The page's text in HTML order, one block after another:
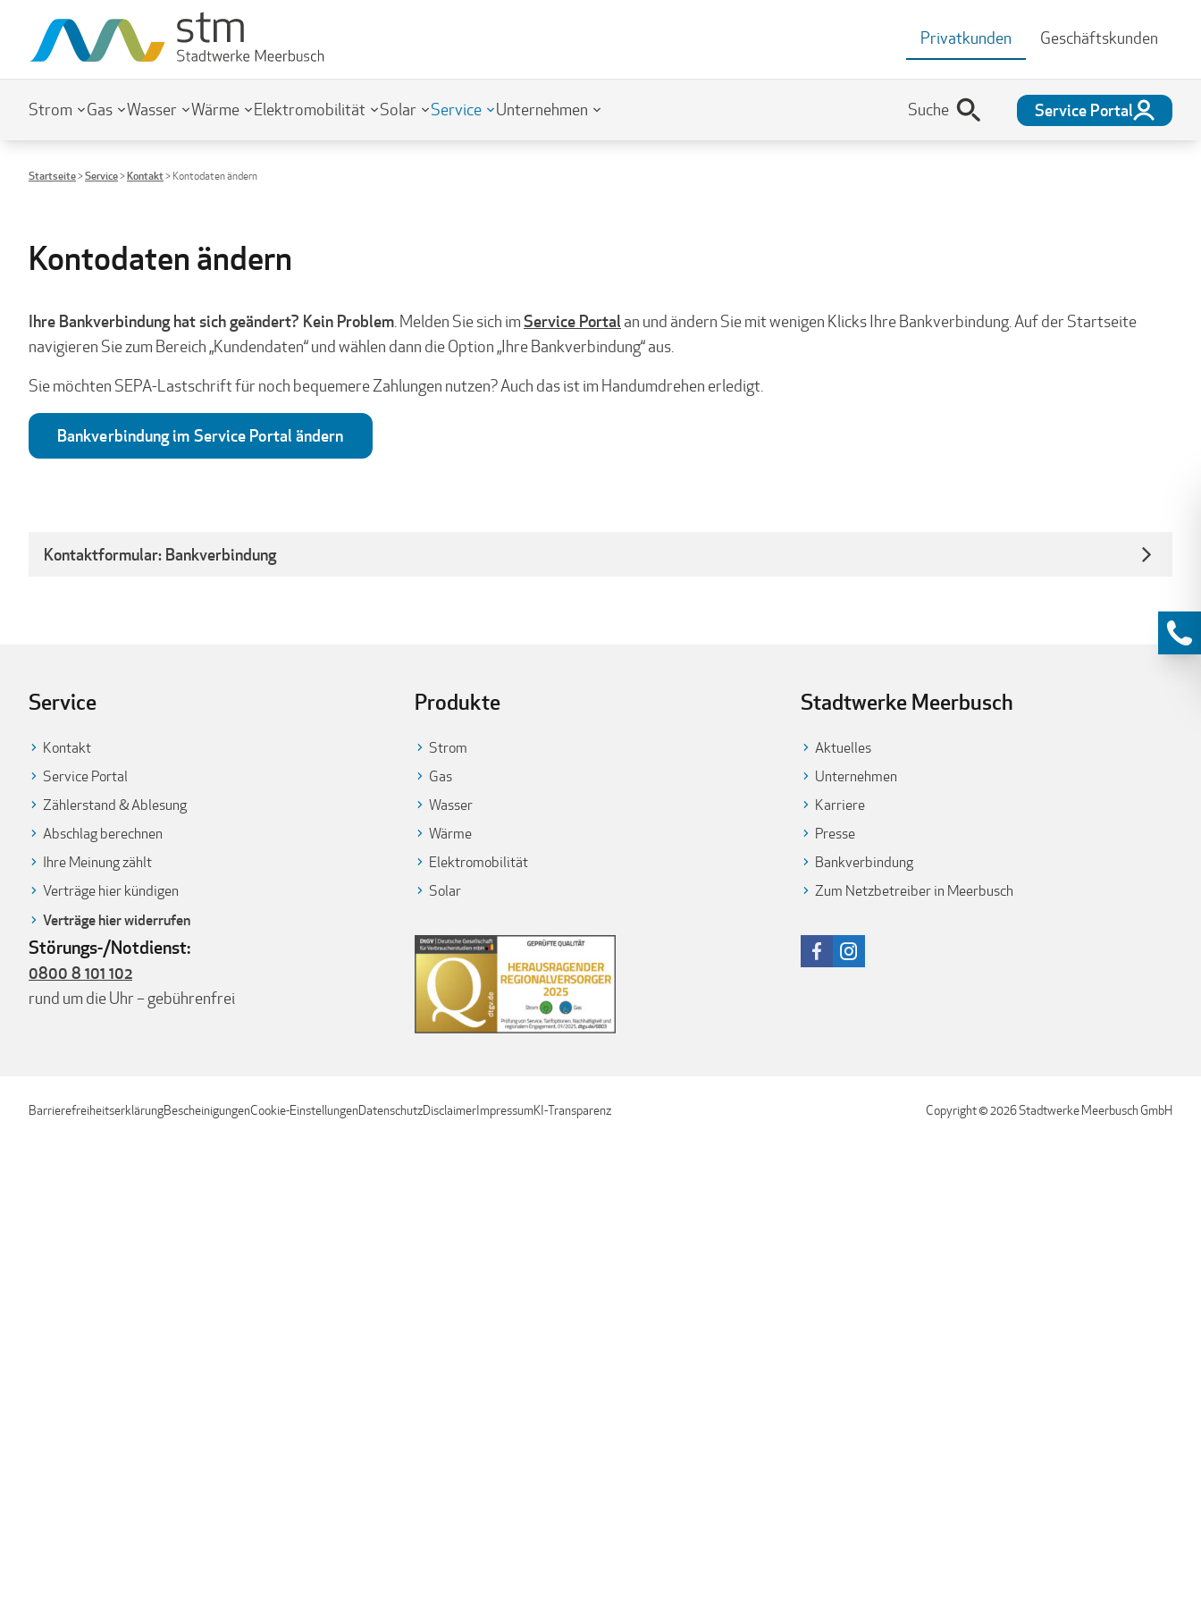
Privatkunden Geschäftskunden
Strom Gas Wasser Wärme Elektromobilität Solar Service Unternehmen Service Portal
Startseite>Service>Kontakt> Kontodaten ändern
Kontodaten ändern
Ihre Bankverbindung hat sich geändert? Kein Problem. Melden Sie sich imService Portal an und ändern Sie mit wenigen Klicks Ihre Bankverbindung. Auf der Startseite
navigieren Sie zum Bereich „Kundendaten“ und wählen dann die Option „Ihre Bankverbindung“ aus.
Sie möchten SEPA-Lastschrift für noch bequemere Zahlungen nutzen? Auch das ist im Handumdrehen erledigt.
Bankverbindung im Service Portal ändern
Kontaktformular: Bankverbindung
Service
Kontakt
Service Portal
Zählerstand & Ablesung
Abschlag berechnen
Ihre Meinung zählt
Verträge hier kündigen
Verträge hier widerrufen
Produkte
Strom
Gas
Wasser
Wärme
Elektromobilität
Solar
Stadtwerke Meerbusch
Aktuelles
Unternehmen
Karriere
Presse
Bankverbindung
Zum Netzbetreiber in Meerbusch
Störungs-/Notdienst:
0800 8 101 102
rund um die Uhr – gebührenfrei
BarrierefreiheitserklärungBescheinigungenCookie-EinstellungenDatenschutzDisclaimerImpressumKI-Transparenz Copyright © 2026 Stadtwerke Meerbusch GmbH